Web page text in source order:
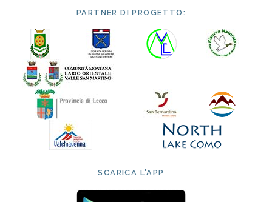
PARTNER DI PROGETTO:
SCARICA L'APP